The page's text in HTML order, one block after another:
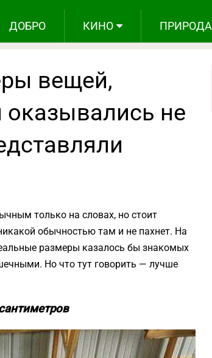
ДОБРО КИНО ПРИРОДА
вещей,
не
только на словах, но стоит
обычностью там и не пахнет. На
размеры казалось бы знакомых
Но что тут говорить — лучше